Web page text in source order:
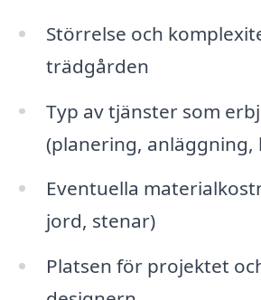
Störrelse och
trädgården
Typ av tjänster som
(planering,
Eventuella
jord, stenar)
Platsen för projektet